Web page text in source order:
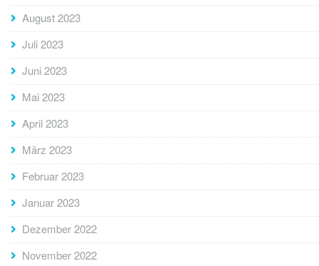
August 2023
Juli 2023
Juni 2023
Mai 2023
April 2023
März 2023
Februar 2023
Januar 2023
Dezember 2022
November 2022